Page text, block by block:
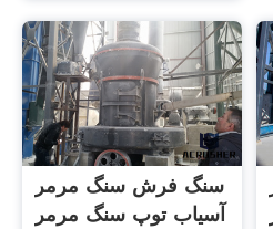
سنگ فرش سنگ مرمر
آسیاب توپ سنگ مرمر